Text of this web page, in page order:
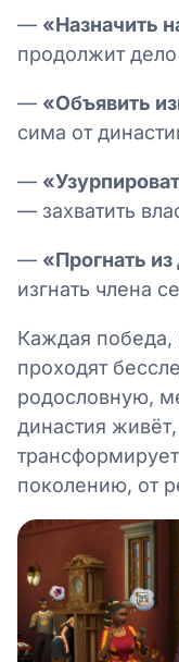
— «Назначить
продолжит
— «Объявить
сима от
—
— захватить
— «Прогнать
изгнать члена
Каждая
проходят
родословную,
династия
поколению, от